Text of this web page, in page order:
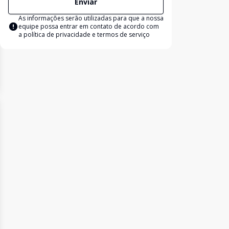
As informações serão utilizadas para que a nossa
equipe possa entrar em contato de acordo com
a política de privacidade e termos de serviço